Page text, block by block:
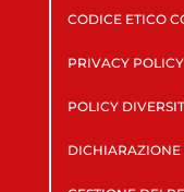
CODICE ETICO
PRIVACY POLICY
POLICY
DICHIARAZIONE